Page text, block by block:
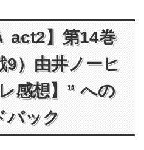
act2】第14巻
9）由井ノーヒ
感想】” への
バック